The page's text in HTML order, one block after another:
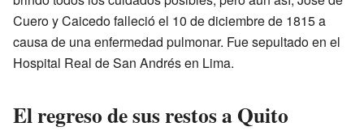
Cuero y Caicedo falleció el 10 de diciembre de 1815 a
causa de una enfermedad pulmonar. Fue sepultado en el
Hospital Real de San Andrés en Lima.
El regreso de sus restos a Quito